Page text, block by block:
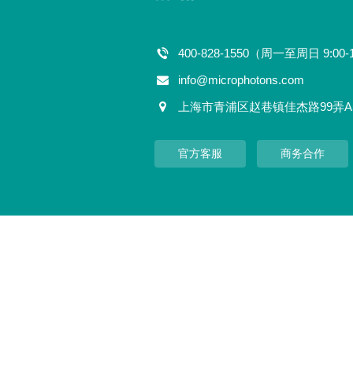
400-828-1550（周一至周日 9:00-
info@microphotons.com
上海市青浦区赵巷镇佳杰路99弄
官方客服 商务合作